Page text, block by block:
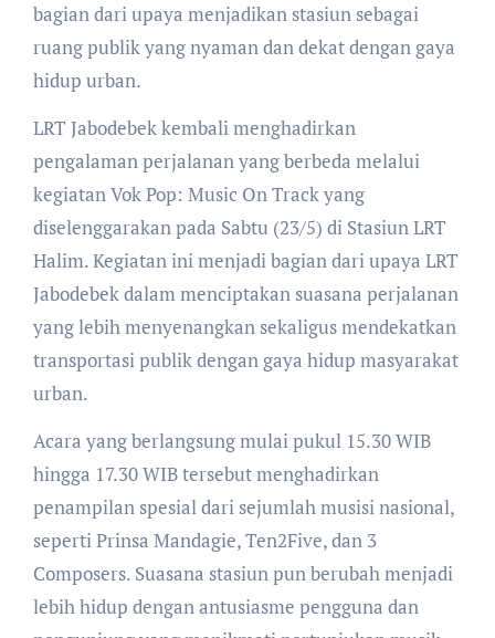
bagian dari upaya menjadikan stasiun sebagai
ruang publik yang nyaman dan dekat dengan gaya
hidup urban.
LRT Jabodebek kembali menghadirkan
pengalaman perjalanan yang berbeda melalui
kegiatan Vok Pop: Music On Track yang
diselenggarakan pada Sabtu (23/5) di Stasiun LRT
Halim. Kegiatan ini menjadi bagian dari upaya LRT
Jabodebek dalam menciptakan suasana perjalanan
yang lebih menyenangkan sekaligus mendekatkan
transportasi publik dengan gaya hidup masyarakat
urban.
Acara yang berlangsung mulai pukul 15.30 WIB
hingga 17.30 WIB tersebut menghadirkan
penampilan spesial dari sejumlah musisi nasional,
seperti Prinsa Mandagie, Ten2Five, dan 3
Composers. Suasana stasiun pun berubah menjadi
lebih hidup dengan antusiasme pengguna dan